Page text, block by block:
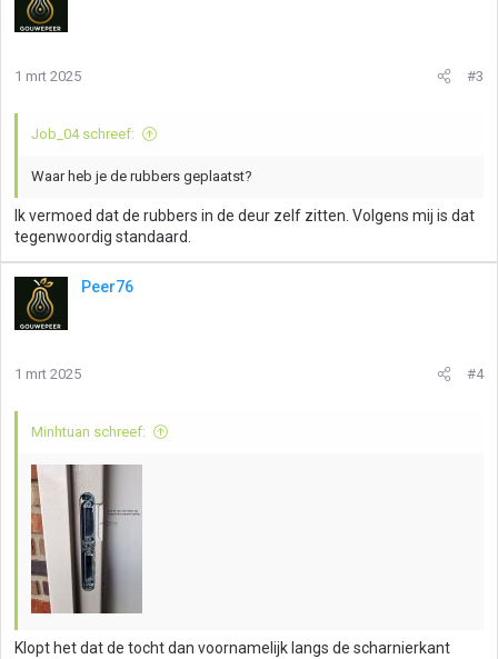
1 mrt 2025 #3
Job_04 schreef:
Waar heb je de rubbers geplaatst?
Ik vermoed dat de rubbers in de deur zelf zitten. Volgens mij is dat
tegenwoordig standaard.
Peer76
1 mrt 2025 #4
Minhtuan schreef:
Klopt het dat de tocht dan voornamelijk langs de scharnierkant